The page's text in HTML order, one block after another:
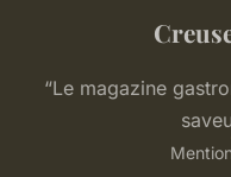
“Le magazine